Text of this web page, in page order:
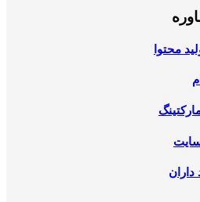
محتوا
داران